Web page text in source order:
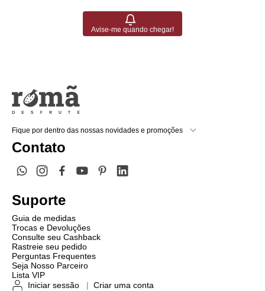
Avise-me quando chegar!
Fique por dentro das nossas novidades e promoções
Contato
Suporte
Guia de medidas
Trocas e Devoluções
Consulte seu Cashback
Rastreie seu pedido
Perguntas Frequentes
Seja Nosso Parceiro
Lista VIP
Iniciar sessão
| Criar uma conta